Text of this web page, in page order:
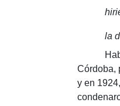
la
Córdoba,
y en